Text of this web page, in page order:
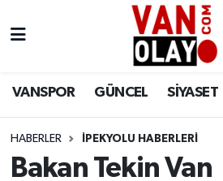
VANSPOR GÜNCEL SİYASET
HABERLER İPEKYOLU HABERLERİ
Bakan Tekin Van
Siyaset
Van Nöbetçi Eczaneler
Van Namaz Vakitleri